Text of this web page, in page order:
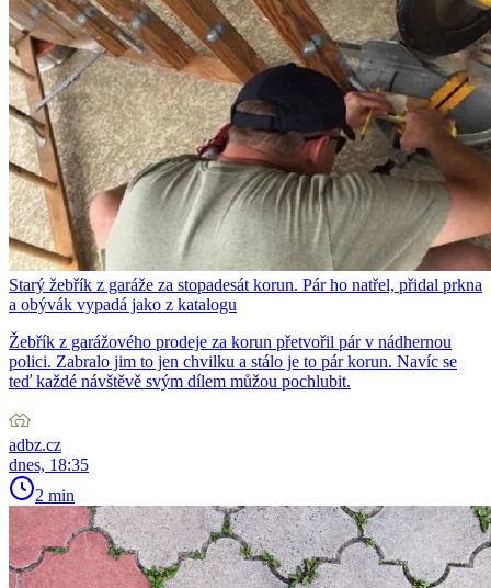
Starý žebřík z garáže za stopadesát korun. Pár ho natřel, přidal prkna
a obývák vypadá jako z katalogu
Žebřík z garážového prodeje za korun přetvořil pár v nádhernou
polici. Zabralo jim to jen chvilku a stálo je to pár korun. Navíc se
teď každé návštěvě svým dílem můžou pochlubit.
adbz.cz
dnes, 18:35
2 min